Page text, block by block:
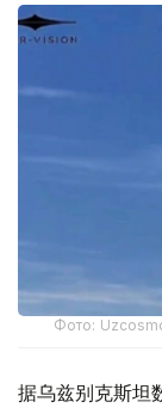
Фото:
据乌兹别克斯坦